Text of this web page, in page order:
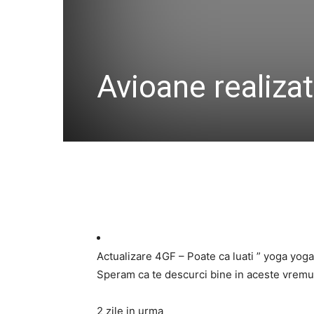
Avioane
Actualizare 4GF – Poate ca luati ” yoga
Speram ca te descurci bine in aceste
2 zile in urma